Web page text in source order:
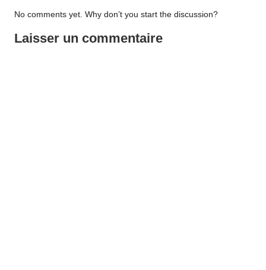
No comments yet. Why don’t you start the discussion?
Laisser un commentaire